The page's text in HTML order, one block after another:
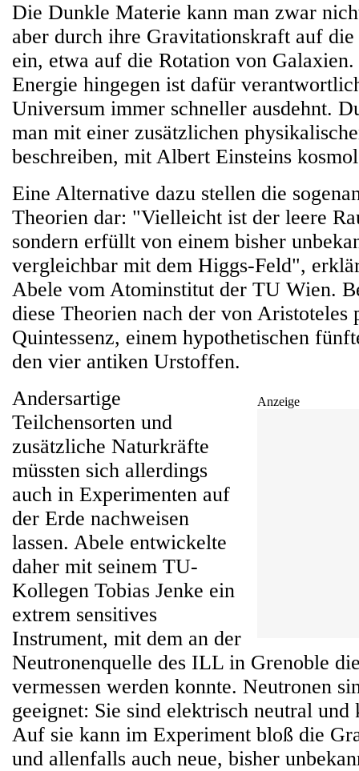
Die Dunkle Materie kann man zwar
aber durch ihre Gravitationskraft auf
ein, etwa auf die Rotation von
Energie hingegen ist dafür
Universum immer schneller ausdehnt.
man mit einer zusätzlichen
beschreiben, mit Albert Einsteins
Eine Alternative dazu stellen die
Theorien dar: "Vielleicht ist der leere
sondern erfüllt von einem bisher
vergleichbar mit dem Higgs-Feld",
Abele vom Atominstitut der TU Wien.
diese Theorien nach der von Aristoteles
Quintessenz, einem hypothetischen
den vier antiken Urstoffen.
Anzeige
Andersartige
Teilchensorten und
zusätzliche Naturkräfte
müssten sich allerdings
auch in Experimenten auf
der Erde nachweisen
lassen. Abele entwickelte
daher mit seinem TU-
Kollegen Tobias Jenke ein
extrem sensitives
Instrument, mit dem an der
Neutronenquelle des ILL in Grenoble
vermessen werden konnte. Neutronen
geeignet: Sie sind elektrisch neutral
Auf sie kann im Experiment bloß die
und allenfalls auch neue, bisher